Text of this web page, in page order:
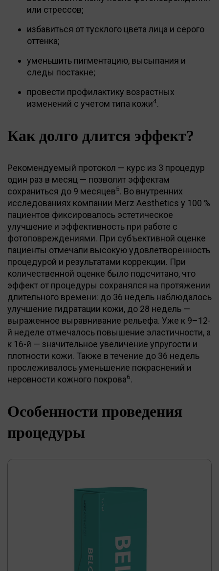
или стрессов;
избавиться от тусклого цвета лица и серого
оттенка;
уменьшить пигментацию, высыпания и
следы постакне;
провести профилактику возрастных
изменений с учетом типа кожи4.
Как долго длится эффект?
Рекомендуемый протокол — курс из 3 процедур
один раз в месяц — позволит эффектам
сохраниться до 9 месяцев5. Во внутренних
исследованиях компании Merz Aesthetics у 100 %
пациентов фиксировалось эстетическое
улучшение и эффективность при работе с
фотоповреждениями. При субъективной оценке
пациенты отмечали высокую удовлетворенность
процедурой и результатами коррекции. При
количественной оценке было подсчитано, что
эффект от процедуры сохранялся на протяжении
длительного времени: до 36 недель наблюдалось
улучшение гидратации кожи, до 28 недель —
выраженное выравнивание рельефа. Уже к 9–12-
й неделе отмечалось повышение эластичности, а
к 16-й — значительное увеличение упругости и
плотности кожи. Также в течение до 36 недель
прослеживалось уменьшение покраснений и
неровности кожного покрова6.
Особенности проведения
процедуры